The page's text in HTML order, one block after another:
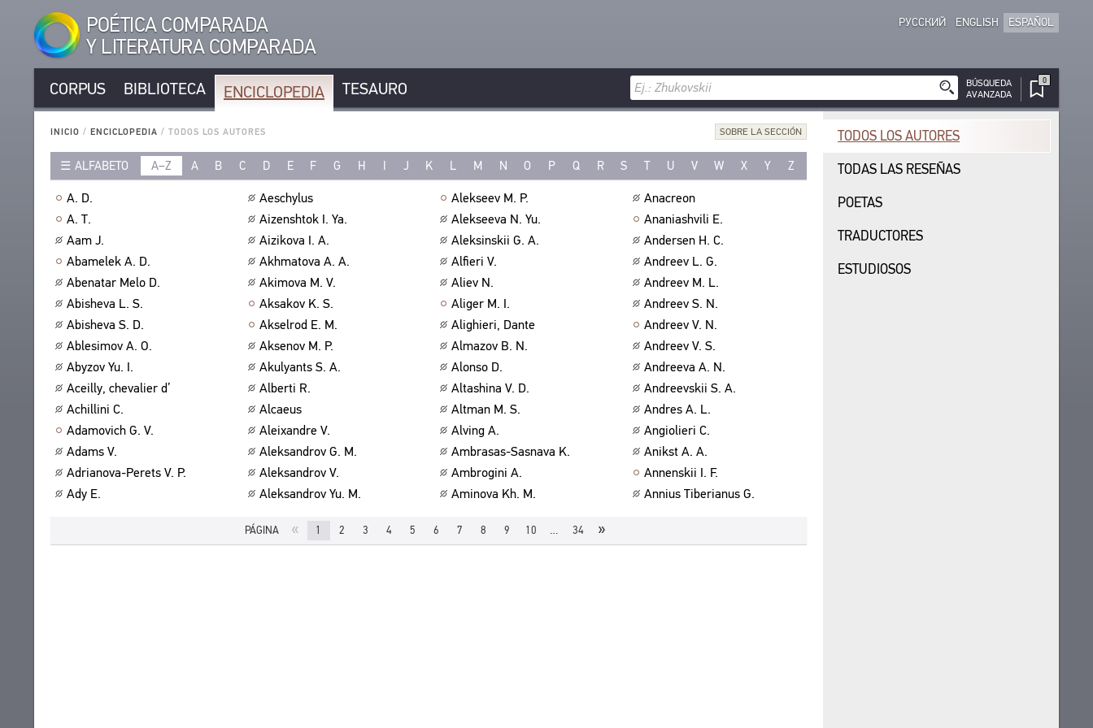
POÉTICA COMPARADA
Y LITERATURA COMPARADA
РУССКИЙ ENGLISH ESPAÑOL
CORPUS BIBLIOTECA ENCICLOPEDIA TESAURO
BÚSQUEDA
AVANZADA
0
INICIO / ENCICLOPEDIA / TODOS LOS AUTORES SOBRE LA SECCIÓN
ALFABETO A–Z A B C D E F G H I J K L M N O P Q R S T U V W X Y Z
A. D.
A. T.
Aam J.
Abamelek A. D.
Abenatar Melo D.
Abisheva L. S.
Abisheva S. D.
Ablesimov A. O.
Abyzov Yu. I.
Aceilly, chevalier d’
Achillini C.
Adamovich G. V.
Adams V.
Adrianova-Perets V. P.
Ady E.
Aeschylus
Aizenshtok I. Ya.
Aizikova I. A.
Akhmatova A. A.
Akimova M. V.
Aksakov K. S.
Akselrod E. M.
Aksenov M. P.
Akulyants S. A.
Alberti R.
Alcaeus
Aleixandre V.
Aleksandrov G. M.
Aleksandrov V.
Aleksandrov Yu. M.
Alekseev M. P.
Alekseeva N. Yu.
Aleksinskii G. A.
Alfieri V.
Aliev N.
Aliger M. I.
Alighieri, Dante
Almazov B. N.
Alonso D.
Altashina V. D.
Altman M. S.
Alving A.
Ambrasas-Sasnava K.
Ambrogini A.
Aminova Kh. M.
Anacreon
Ananiashvili E.
Andersen H. C.
Andreev L. G.
Andreev M. L.
Andreev S. N.
Andreev V. N.
Andreev V. S.
Andreeva A. N.
Andreevskii S. A.
Andres A. L.
Angiolieri C.
Anikst A. A.
Annenskii I. F.
Annius Tiberianus G.
PÁGINA « 1 2 3 4 5 6 7 8 9 10 … 34 »
TODOS LOS AUTORES
TODAS LAS RESEÑAS
POETAS
TRADUCTORES
ESTUDIOSOS
CORPUS
OBRAS EN LENGUA RUSA
OBRAS EN OTRAS LENGUAS
FORMA MÉTRICA
FORMA ESTRÓFICA
LENGUAS
EXPRESIÓN LITERARIA
TIPOS
NÚMERO DE TRADUCCIONES
BIBLIOTECA
TEXTOS
AUTORES
OBRAS
EDICIONES
ESTUDIOS
AUTORES
OBRAS
PUBLICACIONES BIBLIOGRÁFICAS
EDITORES
OBRAS
EDICIONES
ENCICLOPEDIA
TODOS LOS AUTORES
TODAS LAS RESEÑAS
POETAS
TRADUCTORES
ESTUDIOSOS
TESAURO
ESTRUCTURA
GLOSARIO
BUSQUEDA
ACERCA DE
SOBRE EL PROYECTO
LOS FINES DEL PROYECTO
SUBSISTEMAS
CORPUS
BIBLIOTECA
TESAURO
CONTACTO
ACUERDO DEL USUARIO
MARCADORES